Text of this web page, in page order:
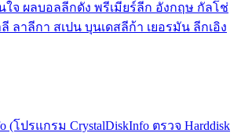
จ ผลบอลลีกดัง พรีเมียร์ลีก อังกฤษ กัลโช่
ลี ลาลีกา สเปน บุนเดสลีก้า เยอรมัน ลีกเอิง
(โปรแกรม CrystalDiskInfo ตรวจ Harddisk